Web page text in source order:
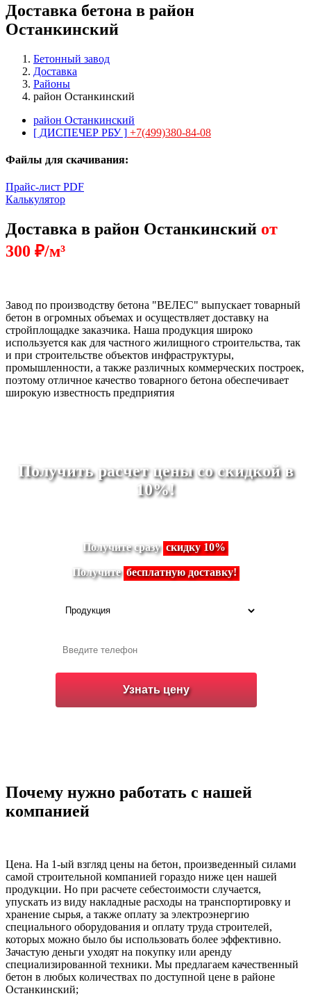
Доставка бетона в район
Останкинский
Бетонный завод
Доставка
Районы
район Останкинский
район Останкинский
[ ДИСПЕЧЕР РБУ ] +7(499)380-84-08
Файлы для скачивания:
Прайс-лист PDF
Калькулятор
Доставка в район Останкинский от
300 ₽/м³
Завод по производству бетона "ВЕЛЕС" выпускает товарный
бетон в огромных объемах и осуществляет доставку на
стройплощадке заказчика. Наша продукция широко
используется как для частного жилищного строительства, так
и при строительстве объектов инфраструктуры,
промышленности, а также различных коммерческих построек,
поэтому отличное качество товарного бетона обеспечивает
широкую известность предприятия
Получить расчет цены со скидкой в
10%!
Получите сразу скидку 10%
Получите бесплатную доставку!
Почему нужно работать с нашей
компанией
Цена. На 1-ый взгляд цены на бетон, произведенный силами
самой строительной компанией гораздо ниже цен нашей
продукции. Но при расчете себестоимости случается,
упускать из виду накладные расходы на транспортировку и
хранение сырья, а также оплату за электроэнергию
специального оборудования и оплату труда строителей,
которых можно было бы использовать более эффективно.
Зачастую деньги уходят на покупку или аренду
специализированной техники. Мы предлагаем качественный
бетон в любых количествах по доступной цене в районе
Останкинский;